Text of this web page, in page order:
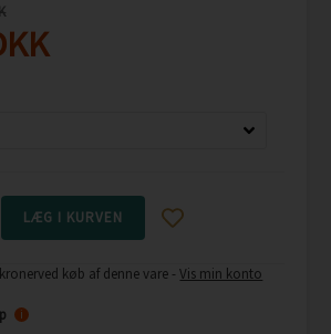
ved køb af denne vare -Vis min konto
i